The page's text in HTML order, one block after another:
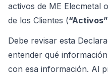
activos de ME Elecmetal
de los Clientes (“Activos”
Debe revisar esta
entender qué
con esa información. Al